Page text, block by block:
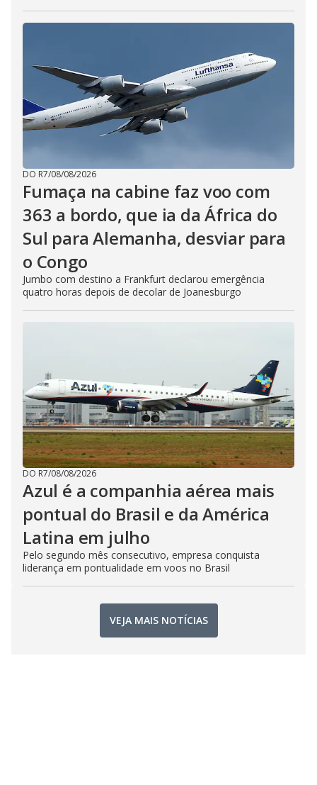
DO R7/08/08/2026
Fumaça na cabine faz voo com
363 a bordo, que ia da África do
Sul para Alemanha, desviar para
o Congo
Jumbo com destino a Frankfurt declarou emergência
quatro horas depois de decolar de Joanesburgo
DO R7/08/08/2026
Azul é a companhia aérea mais
pontual do Brasil e da América
Latina em julho
Pelo segundo mês consecutivo, empresa conquista
liderança em pontualidade em voos no Brasil
VEJA MAIS NOTÍCIAS